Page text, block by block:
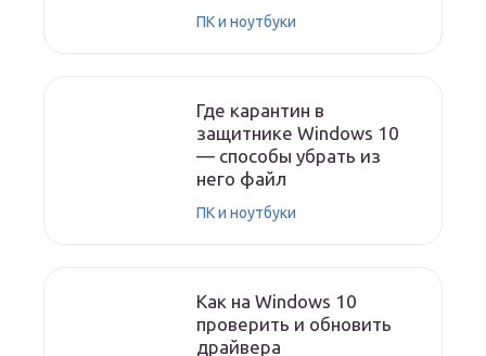
ПК и ноутбуки
Где карантин в
защитнике Windows 10
— способы убрать из
него файл
ПК и ноутбуки
Как на Windows 10
проверить и обновить
драйвера